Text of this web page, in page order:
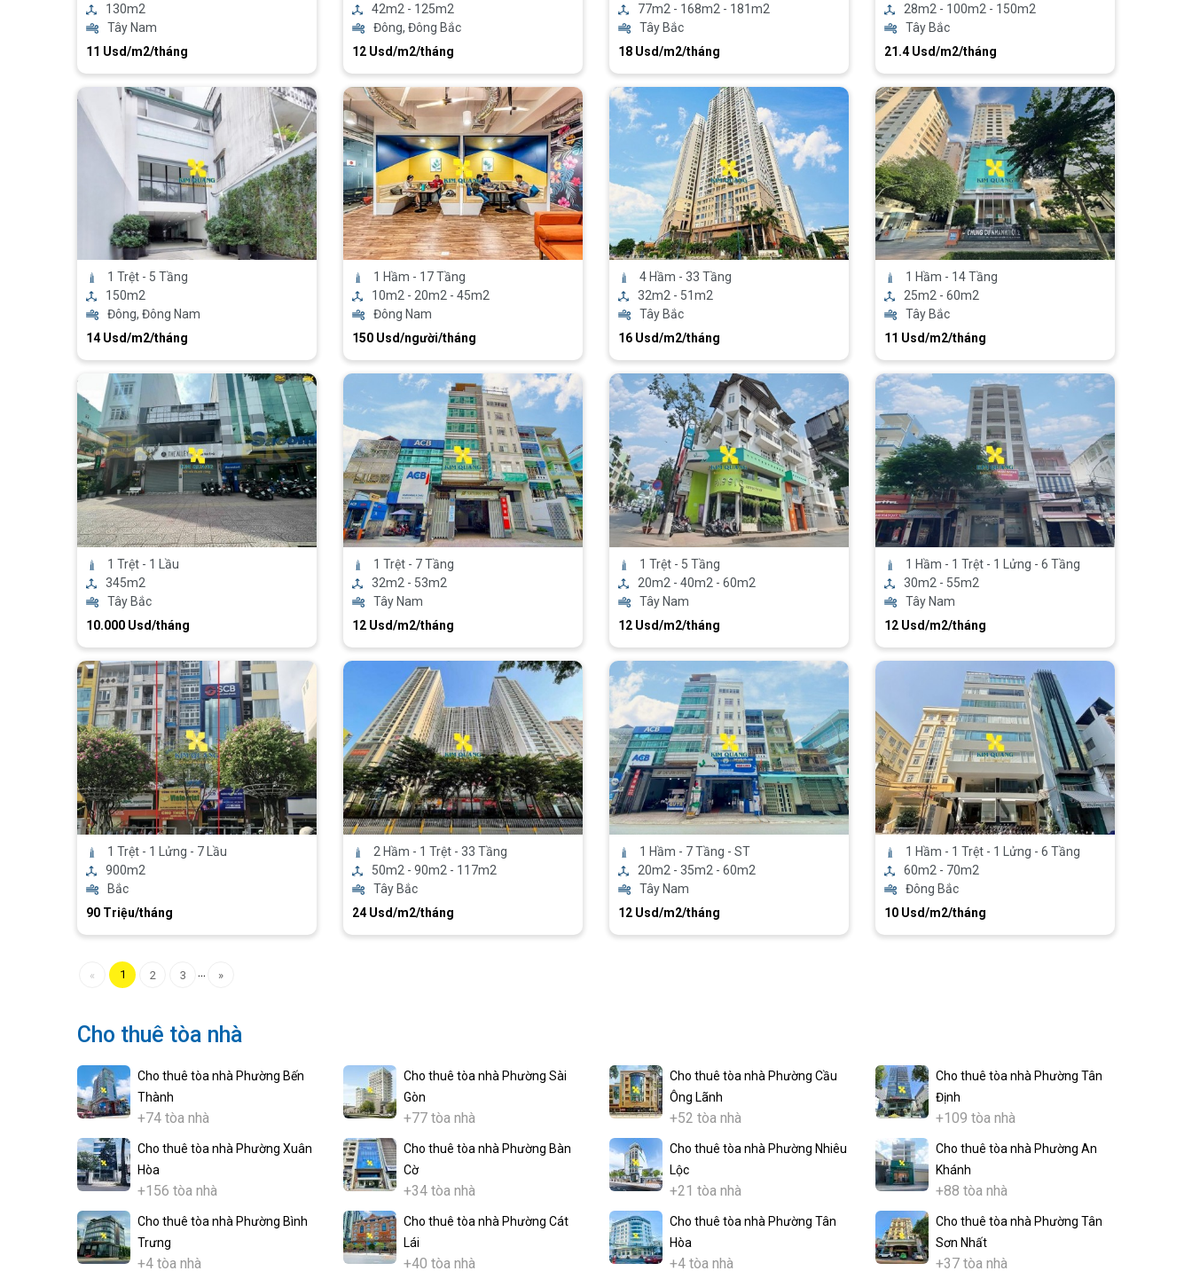
130m2
Tây Nam
11 Usd/m2/tháng
42m2 - 125m2
Đông, Đông Bắc
12 Usd/m2/tháng
77m2 - 168m2 - 181m2
Tây Bắc
18 Usd/m2/tháng
28m2 - 100m2 - 150m2
Tây Bắc
21.4 Usd/m2/tháng
1 Trệt - 5 Tầng
150m2
Đông, Đông Nam
14 Usd/m2/tháng
1 Hầm - 17 Tầng
10m2 - 20m2 - 45m2
Đông Nam
150 Usd/người/tháng
4 Hầm - 33 Tầng
32m2 - 51m2
Tây Bắc
16 Usd/m2/tháng
1 Hầm - 14 Tầng
25m2 - 60m2
Tây Bắc
11 Usd/m2/tháng
1 Trệt - 1 Lầu
345m2
Tây Bắc
10.000 Usd/tháng
1 Trệt - 7 Tầng
32m2 - 53m2
Tây Nam
12 Usd/m2/tháng
1 Trệt - 5 Tầng
20m2 - 40m2 - 60m2
Tây Nam
12 Usd/m2/tháng
1 Hầm - 1 Trệt - 1 Lửng - 6 Tầng
30m2 - 55m2
Tây Nam
12 Usd/m2/tháng
1 Trệt - 1 Lửng - 7 Lầu
900m2
Bắc
90 Triệu/tháng
2 Hầm - 1 Trệt - 33 Tầng
50m2 - 90m2 - 117m2
Tây Bắc
24 Usd/m2/tháng
1 Hầm - 7 Tầng - ST
20m2 - 35m2 - 60m2
Tây Nam
12 Usd/m2/tháng
1 Hầm - 1 Trệt - 1 Lửng - 6 Tầng
60m2 - 70m2
Đông Bắc
10 Usd/m2/tháng
« 1 2 3 ... »
Cho thuê tòa nhà
Cho thuê tòa nhà Phường Bến
Thành
+74 tòa nhà
Cho thuê tòa nhà Phường Sài
Gòn
+77 tòa nhà
Cho thuê tòa nhà Phường Cầu
Ông Lãnh
+52 tòa nhà
Cho thuê tòa nhà Phường Tân
Định
+109 tòa nhà
Cho thuê tòa nhà Phường Xuân
Hòa
+156 tòa nhà
Cho thuê tòa nhà Phường Bàn
Cờ
+34 tòa nhà
Cho thuê tòa nhà Phường Nhiêu
Lộc
+21 tòa nhà
Cho thuê tòa nhà Phường An
Khánh
+88 tòa nhà
Cho thuê tòa nhà Phường Bình
Trưng
+4 tòa nhà
Cho thuê tòa nhà Phường Cát
Lái
+40 tòa nhà
Cho thuê tòa nhà Phường Tân
Hòa
+4 tòa nhà
Cho thuê tòa nhà Phường Tân
Sơn Nhất
+37 tòa nhà